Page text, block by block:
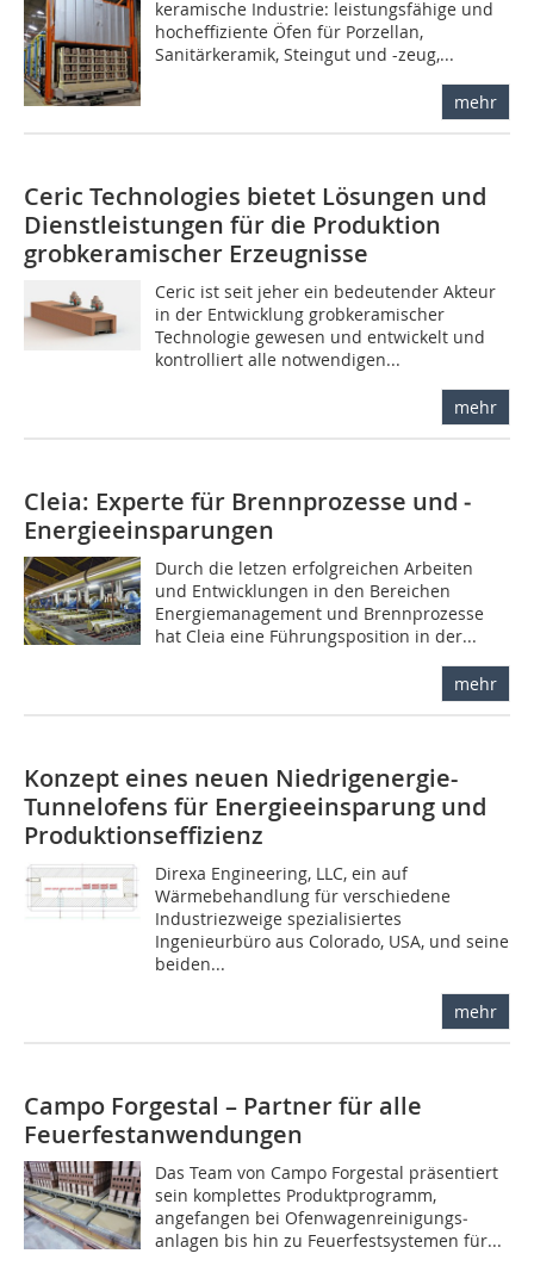
keramische Industrie: leistungsfähige und
hocheffiziente Öfen für Porzellan,
Sanitärkeramik, Steingut und -zeug,...
mehr
Ceric Technologies bietet Lösungen und
Dienstleistun­gen für die Produktion
grobkeramischer Erzeugnisse
Ceric ist seit jeher ein bedeutender Akteur
in der Entwicklung grobkeramischer
Technologie gewesen und entwickelt und
kontrolliert alle notwendigen...
mehr
Cleia: Experte für Brennprozesse und ­
Energie­einsparungen
Durch die letzen erfolgreichen Arbeiten
und Entwicklungen in den Bereichen
Energiemanagement und Brennprozesse
hat Cleia eine Führungsposition in der...
mehr
Konzept eines neuen Niedrigenergie-
Tunnelofens für Energieeinsparung und
Produktionseffizienz
Direxa Engineering, LLC, ein auf
Wärmebehandlung für verschiedene
Industriezweige spezialisiertes
Ingenieurbüro aus Colorado, USA, und seine
beiden...
mehr
Campo Forgestal – Partner für alle
Feuerfestanwendungen
Das Team von Campo Forgestal präsentiert
sein komplettes Produktprogramm,
angefangen bei Ofenwagenreinigungs­
anlagen bis hin zu Feuerfestsystemen für...